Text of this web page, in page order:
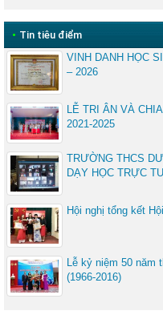
• Tin tiêu điểm
VINH DANH HỌC
– 2026
LỄ TRI ÂN VÀ
2021-2025
TRƯỜNG THCS
DẠY HỌC TRỰC
Hội nghị tổng kết
Lễ kỷ niệm 50 năm
(1966-2016)